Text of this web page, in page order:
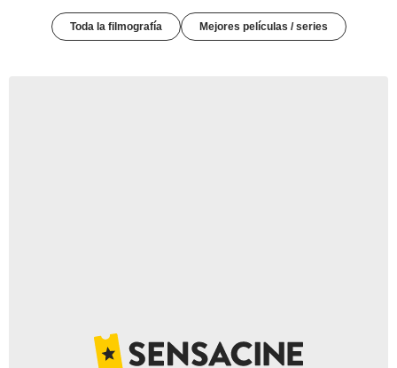
Toda la filmografía Mejores películas / series